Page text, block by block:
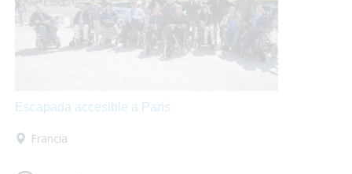
Escapada accesible a París
Francia